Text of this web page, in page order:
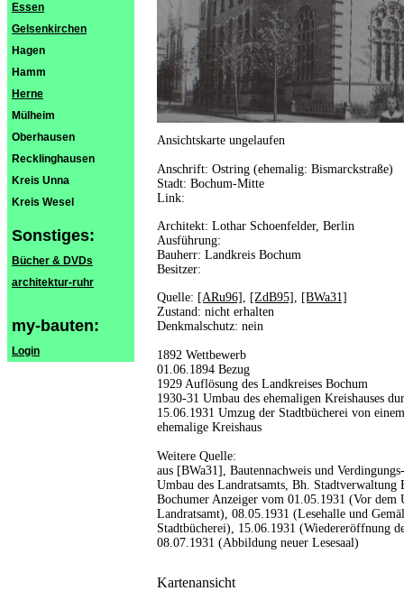
Essen
Gelsenkirchen
Hagen
Hamm
Herne
Mülheim
Oberhausen
Recklinghausen
Kreis Unna
Kreis Wesel
Sonstiges:
Bücher & DVDs
architektur-ruhr
my-bauten:
Login
Ansichtskarte ungelaufen
Anschrift: Ostring (ehemalig: Bismarckstraße)
Stadt: Bochum-Mitte
Link:
Architekt: Lothar Schoenfelder, Berlin
Ausführung:
Bauherr: Landkreis Bochum
Besitzer:
Quelle: [ARu96] , [ZdB95] , [BWa31]
Zustand: nicht erhalten
Denkmalschutz: nein
1892 Wettbewerb
01.06.1894 Bezug
1929 Auflösung des Landkreises Bochum
1930-31 Umbau des ehemaligen Kreishauses
15.06.1931 Umzug der Stadtbücherei von
ehemalige Kreishaus
Weitere Quelle:
aus [BWa31], Bautennachweis und
Umbau des Landratsamts, Bh.
Bochumer Anzeiger vom 01.05.1931 (Vor dem
Landratsamt), 08.05.1931 (Lesehalle und
Stadtbücherei), 15.06.1931 (Wiedereröffnung
08.07.1931 (Abbildung neuer Lesesaal)
Kartenansicht